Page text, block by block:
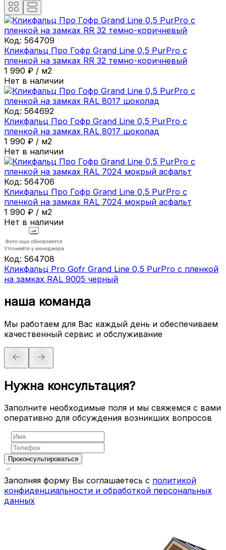
Код: 564709
Кликфальц Про Гофр Grand Line 0,5 PurPro с
пленкой на замках RR 32 темно-коричневый
1 990 ₽ / м2
Нет в наличии
Код: 564692
Кликфальц Про Гофр Grand Line 0,5 PurPro с
пленкой на замках RAL 8017 шоколад
1 990 ₽ / м2
Нет в наличии
Код: 564706
Кликфальц Про Гофр Grand Line 0,5 PurPro с
пленкой на замках RAL 7024 мокрый асфальт
1 990 ₽ / м2
Нет в наличии
Код: 564708
Кликфальц Pro Gofr Grand Line 0,5 PurPro с пленкой
на замках RAL 9005 черный
наша команда
Мы работаем для Вас каждый день и обеспечиваем
качественный сервис и обслуживание
Нужна консультация?
Заполните необходимые поля и мы свяжемся с вами
оперативно для обсуждения возникших вопросов
Проконсультироваться
Заполняя форму Вы соглашаетесь с политикой
конфиденциальности и обработкой персональных
данных